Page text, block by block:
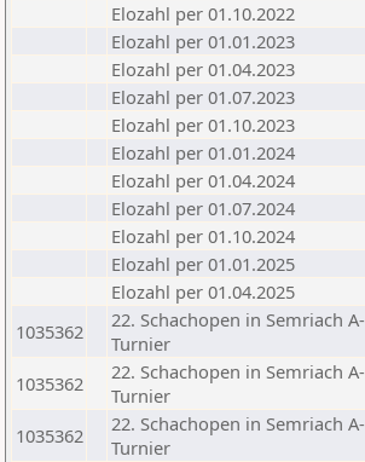
Elozahl per 01.10.2022
Elozahl per 01.01.2023
Elozahl per 01.04.2023
Elozahl per 01.07.2023
Elozahl per 01.10.2023
Elozahl per 01.01.2024
Elozahl per 01.04.2024
Elozahl per 01.07.2024
Elozahl per 01.10.2024
Elozahl per 01.01.2025
Elozahl per 01.04.2025
1035362
22. Schachopen in Semriach A-
Turnier
1035362
22. Schachopen in Semriach A-
Turnier
1035362
22. Schachopen in Semriach A-
Turnier